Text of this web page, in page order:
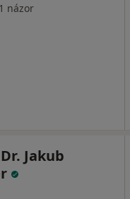
1 názor
Jakub